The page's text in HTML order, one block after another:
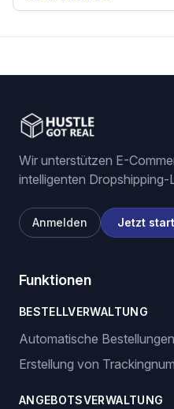
Wir unterstützen E-
intelligenten Dropshipping-
Anmelden Jetzt
Funktionen
BESTELLVERWALTUNG
Automatische Bestellungen
Erstellung von
ANGEBOTSVERWALTUNG